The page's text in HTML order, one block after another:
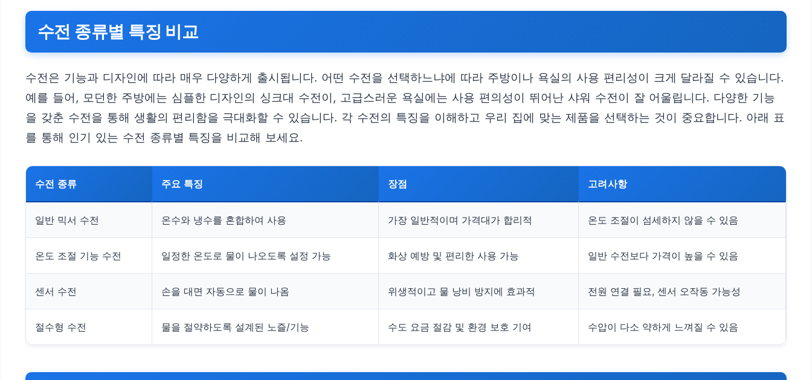
수전 종류별 특징 비교
수전은 기능과 디자인에 따라 매우 다양하게 출시됩니다. 어떤 수전을 선택하느냐에 따라 주방이나 욕실의 사용 편리성이 크게 달라질 수 있습니다.
예를 들어, 모던한 주방에는 심플한 디자인의 싱크대 수전이, 고급스러운 욕실에는 사용 편의성이 뛰어난 샤워 수전이 잘 어울립니다. 다양한 기능
을 갖춘 수전을 통해 생활의 편리함을 극대화할 수 있습니다. 각 수전의 특징을 이해하고 우리 집에 맞는 제품을 선택하는 것이 중요합니다. 아래 표
를 통해 인기 있는 수전 종류별 특징을 비교해 보세요.
수전 종류 주요 특징 장점 고려사항
일반 믹서 수전 온수와 냉수를 혼합하여 사용 가장 일반적이며 가격대가 합리적 온도 조절이 섬세하지 않을 수 있음
온도 조절 기능 수전 일정한 온도로 물이 나오도록 설정 가능 화상 예방 및 편리한 사용 가능 일반 수전보다 가격이 높을 수 있음
센서 수전 손을 대면 자동으로 물이 나옴 위생적이고 물 낭비 방지에 효과적 전원 연결 필요, 센서 오작동 가능성
절수형 수전 물을 절약하도록 설계된 노즐/기능 수도 요금 절감 및 환경 보호 기여 수압이 다소 약하게 느껴질 수 있음